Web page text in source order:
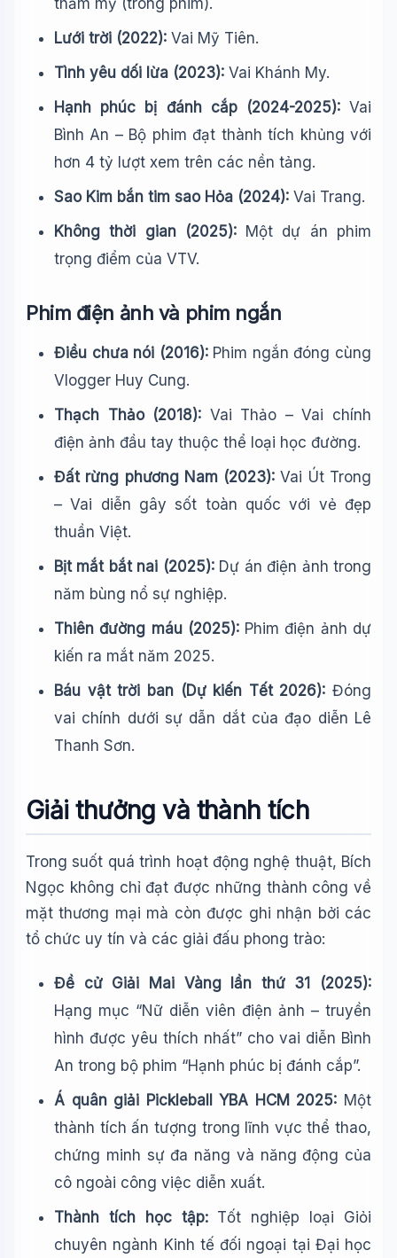
thẩm mỹ (trong phim).
Lưới trời (2022): Vai Mỹ Tiên.
Tình yêu dối lừa (2023): Vai Khánh My.
Hạnh phúc bị đánh cắp (2024-2025):Vai
Bình An – Bộ phim đạt thành tích khủng với
hơn 4 tỷ lượt xem trên các nền tảng.
Sao Kim bắn tim sao Hỏa (2024): Vai Trang.
Không thời gian (2025):Một dự án phim
trọng điểm của VTV.
Phim điện ảnh và phim ngắn
Điều chưa nói (2016):Phim ngắn đóng cùng
Vlogger Huy Cung.
Thạch Thảo (2018): Vai Thảo – Vai chính
điện ảnh đầu tay thuộc thể loại học đường.
Đất rừng phương Nam (2023): Vai Út Trong
– Vai diễn gây sốt toàn quốc với vẻ đẹp
thuần Việt.
Bịt mắt bắt nai (2025):Dự án điện ảnh trong
năm bùng nổ sự nghiệp.
Thiên đường máu (2025):Phim điện ảnh dự
kiến ra mắt năm 2025.
Báu vật trời ban (Dự kiến Tết 2026): Đóng
vai chính dưới sự dẫn dắt của đạo diễn Lê
Thanh Sơn.
Giải thưởng và thành tích
Trong suốt quá trình hoạt động nghệ thuật, Bích
Ngọc không chỉ đạt được những thành công về
mặt thương mại mà còn được ghi nhận bởi các
tổ chức uy tín và các giải đấu phong trào:
Đề cử Giải Mai Vàng lần thứ 31 (2025):
Hạng mục “Nữ diễn viên điện ảnh – truyền
hình được yêu thích nhất” cho vai diễn Bình
An trong bộ phim “Hạnh phúc bị đánh cắp”.
Á quân giải Pickleball YBA HCM 2025: Một
thành tích ấn tượng trong lĩnh vực thể thao,
chứng minh sự đa năng và năng động của
cô ngoài công việc diễn xuất.
Thành tích học tập:Tốt nghiệp loại Giỏi
chuyên ngành Kinh tế đối ngoại tại Đại học